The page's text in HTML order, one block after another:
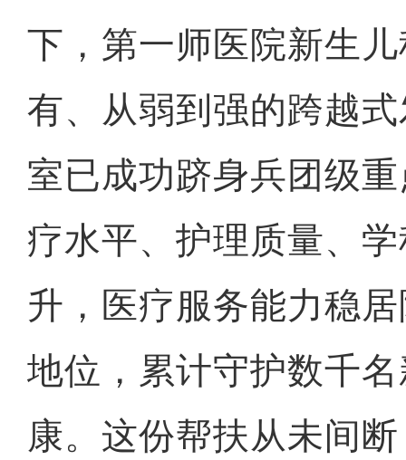
下，第一师医院新生
有、从弱到强的跨越
室已成功跻身兵团级
疗水平、护理质量、
升，医疗服务能力稳
地位，累计守护数千
康。这份帮扶从未间